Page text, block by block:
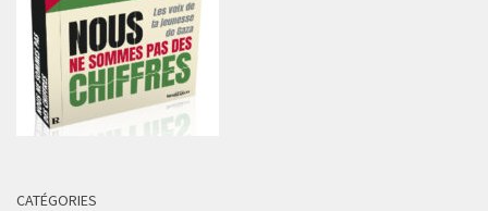
CATÉGORIES